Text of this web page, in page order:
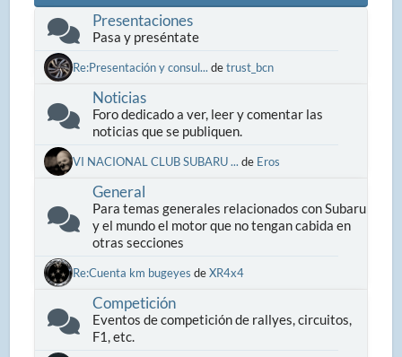
Presentaciones
Pasa y preséntate
Re:Presentación y consul... detrust_bcn
Noticias
Foro dedicado a ver, leer y comentar las
noticias que se publiquen.
VI NACIONAL CLUB SUBARU ... de Eros
General
Para temas generales relacionados con Subaru
y el mundo el motor que no tengan cabida en
otras secciones
Re:Cuenta km bugeyes deXR4x4
Competición
Eventos de competición de rallyes, circuitos,
F1, etc.